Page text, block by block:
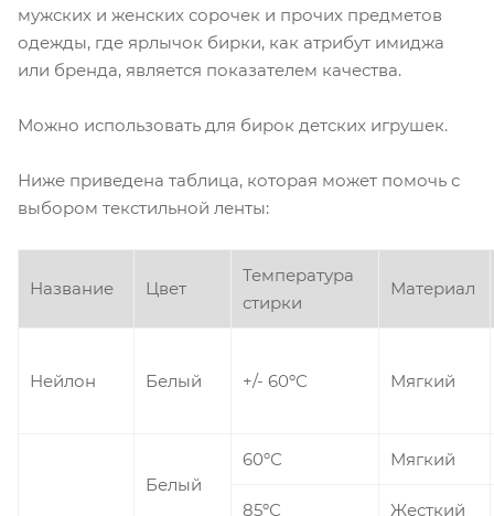
мужских и женских сорочек и прочих предметов
одежды, где ярлычок бирки, как атрибут имиджа
или бренда, является показателем качества.
Можно использовать для бирок детских игрушек.
Ниже приведена таблица, которая может помочь с
выбором текстильной ленты:
Название Цвет
Температура
стирки
Материал
Нейлон Белый +/- 60ºС Мягкий
Белый
60ºС Мягкий
85ºС Жесткий